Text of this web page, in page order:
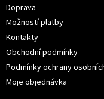
Doprava
Možností platby
Kontakty
Obchodní podmínky
Podmínky ochrany
Moje objednávka